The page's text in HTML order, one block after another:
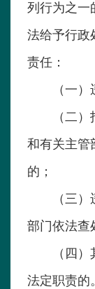
列行为之一
法给予行政
责任：
（一）违
（二）指
和有关主管
的；
（三）违
部门依法查
（四）其
法定职责的。